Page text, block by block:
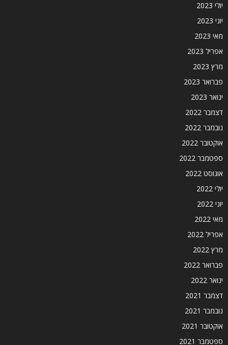
יולי 2023
יוני 2023
מאי 2023
אפריל 2023
מרץ 2023
פברואר 2023
ינואר 2023
דצמבר 2022
נובמבר 2022
אוקטובר 2022
ספטמבר 2022
אוגוסט 2022
יולי 2022
יוני 2022
מאי 2022
אפריל 2022
מרץ 2022
פברואר 2022
ינואר 2022
דצמבר 2021
נובמבר 2021
אוקטובר 2021
ספטמבר 2021